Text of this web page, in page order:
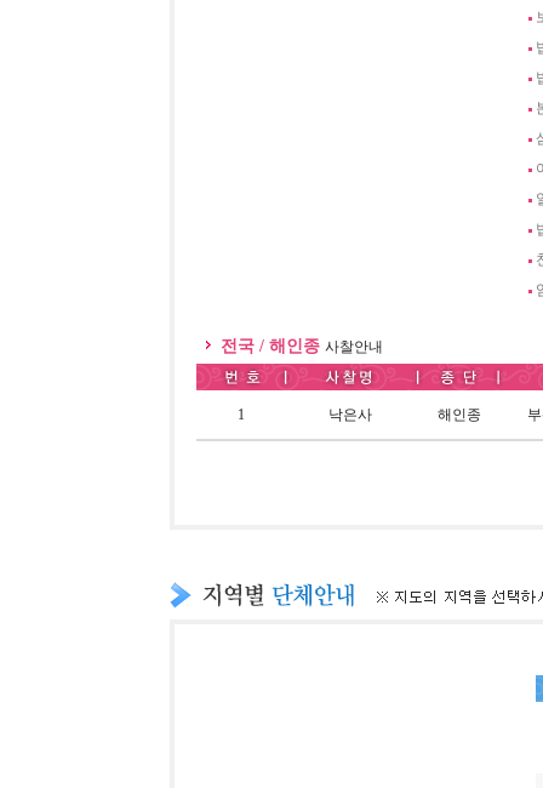
전국 / 해인종 사찰안내
1 낙은사 해인종